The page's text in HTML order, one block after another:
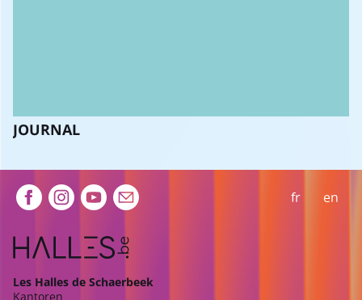
JOURNAL
Extra navigation fr en
Les Halles de Schaerbeek
Kantoren